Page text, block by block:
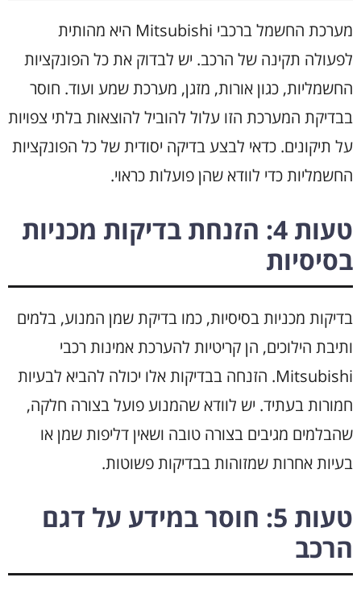
מערכת החשמל ברכבי Mitsubishi היא מהותית
לפעולה תקינה של הרכב. יש לבדוק את כל הפונקציות
החשמליות, כגון אורות, מזגן, מערכת שמע ועוד. חוסר
בבדיקת המערכת הזו עלול להוביל להוצאות בלתי צפויות
על תיקונים. כדאי לבצע בדיקה יסודית של כל הפונקציות
החשמליות כדי לוודא שהן פועלות כראוי.
טעות 4: הזנחת בדיקות מכניות
בסיסיות
בדיקות מכניות בסיסיות, כמו בדיקת שמן המנוע, בלמים
ותיבת הילוכים, הן קריטיות להערכת אמינות רכבי
Mitsubishi. הזנחה בבדיקות אלו יכולה להביא לבעיות
חמורות בעתיד. יש לוודא שהמנוע פועל בצורה חלקה,
שהבלמים מגיבים בצורה טובה ושאין דליפות שמן או
בעיות אחרות שמזוהות בבדיקות פשוטות.
טעות 5: חוסר במידע על דגם
הרכב